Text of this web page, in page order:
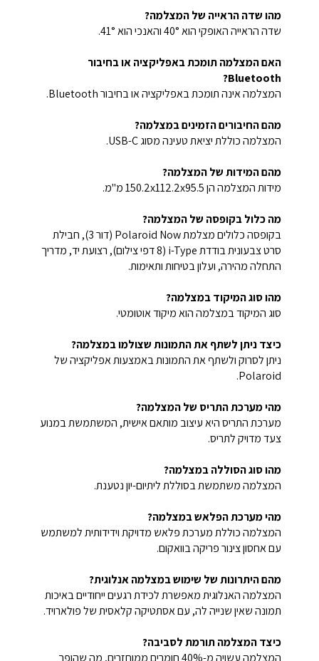
מהו שדה הראייה של המצלמה?
שדה הראייה האופקי הוא 40° והאנכי הוא 41°.
האם המצלמה תומכת באפליקציה או בחיבור
Bluetooth?
המצלמה אינה תומכת באפליקציה או בחיבור Bluetooth.
מהם החיבורים הזמינים במצלמה?
המצלמה כוללת יציאת טעינה מסוג USB-C.
מהם המידות של המצלמה?
מידות המצלמה הן 150.2x112.2x95.5 מ"מ.
מה כלול בקופסה של המצלמה?
בקופסה כלולים מצלמת Polaroid Now (דור 3), חבילת
סרט צבעונית בודדת i-Type (8 דפי צילום), רצועת יד, מדריך
התחלה מהירה, ועלון בטיחות ותאימות.
מהו סוג המיקוד במצלמה?
סוג המיקוד במצלמה הוא מיקוד אוטומטי.
כיצד ניתן לשתף את התמונות שצולמו במצלמה?
ניתן לסרוק ולשתף את התמונות באמצעות אפליקציה של
Polaroid.
מהי מערכת התריס של המצלמה?
מערכת התריס היא עיצוב מותאם אישית, המשתמשת במנוע
צעד מדויק לתריס.
מהו סוג הסוללה במצלמה?
המצלמה משתמשת בסוללת ליתיום-יון נטענת.
מהי מערכת הפלאש במצלמה?
המצלמה כוללת מערכת פלאש מדויקת וידידותית למשתמש
עם אחסון צינור פריקה בוואקום.
מהם היתרונות של שימוש במצלמה אנלוגית?
המצלמה האנלוגית מאפשרת לכידת רגעים ייחודיים באיכות
תמונה שאין שנייה לה, עם אסתטיקה קלאסית של פולארויד.
כיצד המצלמה תורמת לסביבה?